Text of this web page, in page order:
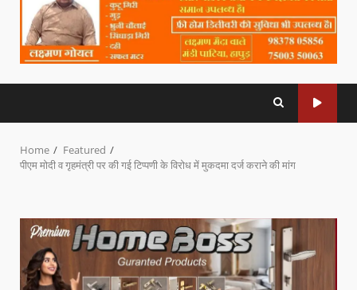
Home
Featured
पीएम मोदी व गृहमंत्री पर की गई टिप्पणी के विरोध में मुकदमा दर्ज कराने की मांग